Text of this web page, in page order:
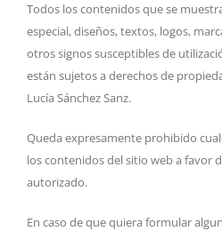
Todos los contenidos que se
especial, diseños, textos, logos,
otros signos susceptibles de
están sujetos a derechos de
Lucía Sánchez Sanz.
Queda expresamente prohibido
los contenidos del sitio web a favor
autorizado.
En caso de que quiera formular